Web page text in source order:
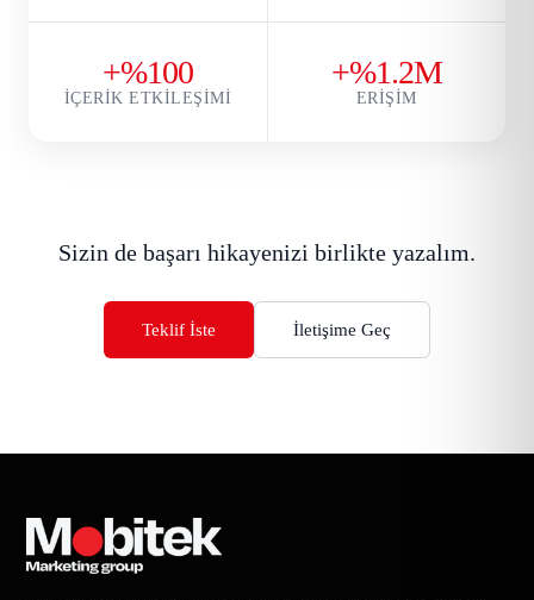
+%100
İÇERIK ETKILEŞIMI
+%1.2M
ERIŞIM
Sizin de başarı hikayenizi birlikte yazalım.
Teklif İste İletişime Geç